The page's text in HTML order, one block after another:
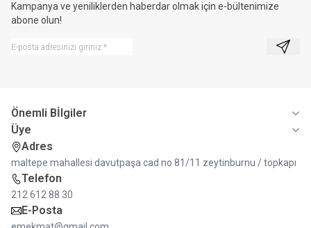
Kampanya ve yeniliklerden haberdar olmak için e-bültenimize
abone olun!
Kayıt
Önemli Bİlgiler
Üye
Adres
maltepe mahallesi davutpaşa cad no 81/11 zeytinburnu / topkapı
Telefon
212 612 88 30
E-Posta